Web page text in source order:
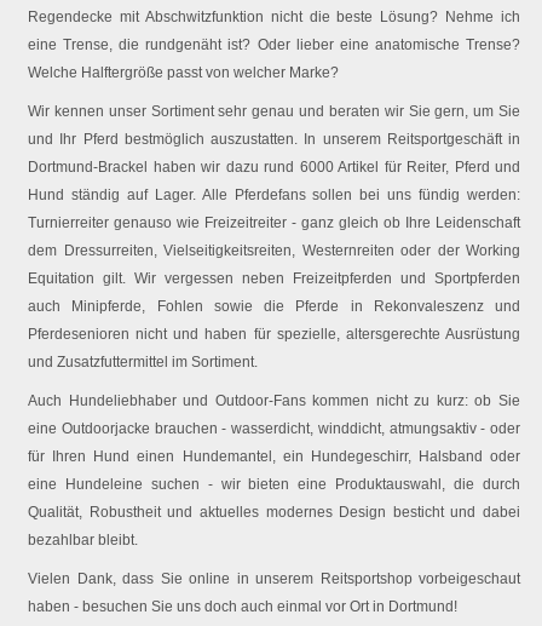
Regendecke mit Abschwitzfunktion nicht die beste Lösung? Nehme ich
eine Trense, die rundgenäht ist? Oder lieber eine anatomische Trense?
Welche Halftergröße passt von welcher Marke?
Wir kennen unser Sortiment sehr genau und beraten wir Sie gern, um Sie
und Ihr Pferd bestmöglich auszustatten. In unserem Reitsportgeschäft in
Dortmund-Brackel haben wir dazu rund 6000 Artikel für Reiter, Pferd und
Hund ständig auf Lager. Alle Pferdefans sollen bei uns fündig werden:
Turnierreiter genauso wie Freizeitreiter - ganz gleich ob Ihre Leidenschaft
dem Dressurreiten, Vielseitigkeitsreiten, Westernreiten oder der Working
Equitation gilt. Wir vergessen neben Freizeitpferden und Sportpferden
auch Minipferde, Fohlen sowie die Pferde in Rekonvaleszenz und
Pferdesenioren nicht und haben für spezielle, altersgerechte Ausrüstung
und Zusatzfuttermittel im Sortiment.
Auch Hundeliebhaber und Outdoor-Fans kommen nicht zu kurz: ob Sie
eine Outdoorjacke brauchen - wasserdicht, winddicht, atmungsaktiv - oder
für Ihren Hund einen Hundemantel, ein Hundegeschirr, Halsband oder
eine Hundeleine suchen - wir bieten eine Produktauswahl, die durch
Qualität, Robustheit und aktuelles modernes Design besticht und dabei
bezahlbar bleibt.
Vielen Dank, dass Sie online in unserem Reitsportshop vorbeigeschaut
haben - besuchen Sie uns doch auch einmal vor Ort in Dortmund!